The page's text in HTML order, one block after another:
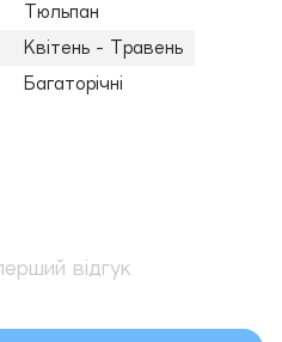
Тюльпан
Квітень - Травень
Багаторічні
відгук